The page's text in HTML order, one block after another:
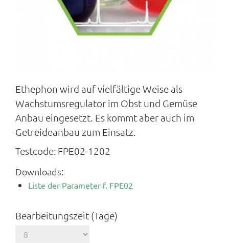
Ethephon wird auf vielfältige Weise als
Wachstumsregulator im Obst und Gemüse
Anbau eingesetzt. Es kommt aber auch im
Getreideanbau zum Einsatz.
Testcode: FPE02-1202
Downloads:
Liste der Parameter f. FPE02
Bearbeitungszeit (Tage)